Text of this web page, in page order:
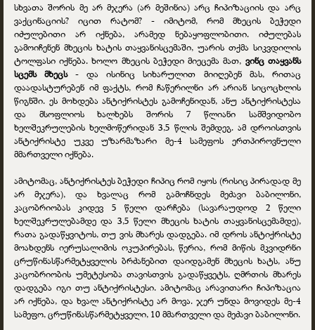
სხვათა შორის მე არ მჯერა (არ მეშინია) არც ჩიპიზაციის და არც
ვაქცინაციის? იცით რატომ? - იმიტომ, რომ მხეცის ბეჭედი
იძულებითი არ იქნება, არამედ ნებაყოფლობითი. იძულებას
გამოიჩენენ მხეცის ხატის თაყვანისცემაში, უარის თქმა სიკვდილის
ტოლფასი იქნება. ხოლო მხეცის ბეჭედი მიეცემა მათ, ვინც თაყვანს
სცემს მხეცს- და ისინიც სიხარულით მიიღებენ მას, რითაც
დაადასტურებენ იმ ფაქტს, რომ ჩაწერილნი არ არიან სიცოცხლის
წიგნში. ეს მოხდება ანტიქრისტეს გამოჩენიდან, ანუ ანტიქრისტესა
და მსოფლიოს ხალხებს შორის 7 წლიანი სამშვიდობო
ხელშეკრულების ხელმოწერიდან 3,5 წლის შემდეგ. ამ დროისთვის
ანტიქრისტე უკვე უზარმაზარი მე-4 სამეფოს ერთპიროვნული
მმართველი იქნება.
ამიტომაც, ანტიქრისტეს ბეჭედი ჩიპიც რომ იყოს (რისიც პირადად მე
არ მჯერა), და ხვალაც რომ გამოჩნდეს მეძავი ბაბილონი,
კაცობრიობას კიდევ 5 წელი დარჩება (სავარაუდოდ 2 წელი
ხელშეკრულებამდე და 3,5 წელი მხეცის ხატის თაყვანისცემამდე),
რათა გადაწყვიტოს, თუ ვის მხარეს დადგება. იმ დროს ანტიქრისტე
მოახდენს იერუსალიმის ოკუპირებას, წერია, რომ მიწის მკვიდრნი
ცრუწინასწარმეტყველის ბრძანებით დაიდგამენ მხეცის ხატს, ანუ
კაცობრიობის უმეტესობა თავისთვის გადაწყვეტს, ღმრთის მხარეს
დადგება იგი თუ ანტიქრისტესი. ამიტომაც არავითარი ჩიპიზაცია
არ იქნება, და ხვალ ანტიქრისტე არ მოვა. ჯერ უნდა მოვიდეს მე-4
სამეფო, ცრუწინასწარმეტყველი, 10 მმართველი და მეძავი ბაბილონი.